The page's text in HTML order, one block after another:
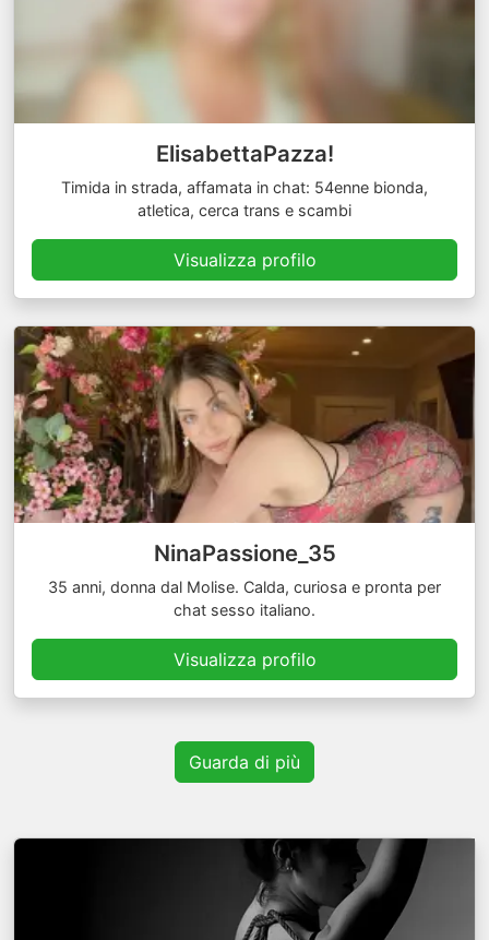
ElisabettaPazza!
Timida in strada, affamata in chat: 54enne bionda,
atletica, cerca trans e scambi
Visualizza profilo
NinaPassione_35
35 anni, donna dal Molise. Calda, curiosa e pronta per
chat sesso italiano.
Visualizza profilo
Guarda di più